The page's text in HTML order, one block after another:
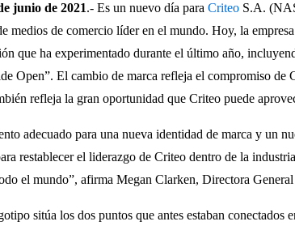
junio de 2021.- Es un nuevo día para Criteo S.A.
medios de comercio líder en el mundo. Hoy, la
que ha experimentado durante el último año,
Open”. El cambio de marca refleja el compromiso
refleja la gran oportunidad que Criteo puede
adecuado para una nueva identidad de marca y un
restablecer el liderazgo de Criteo dentro de la
el mundo”, afirma Megan Clarken, Directora
sitúa los dos puntos que antes estaban conectados